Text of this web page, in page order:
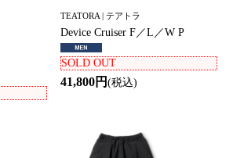
TEATORA | テアトラ
Device Cruiser F／L／W P
SOLD OUT
41,800円(税込)